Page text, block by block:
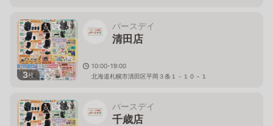
3枚
バースデイ
清田店
10:00-19:00
北海道札幌市清田区平岡３条１－１０－１
バースデイ
千歳店